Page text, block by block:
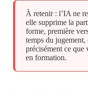
À retenir : l’IA ne
elle supprime la
forme, première
temps du jugement,
précisément ce que
en formation.